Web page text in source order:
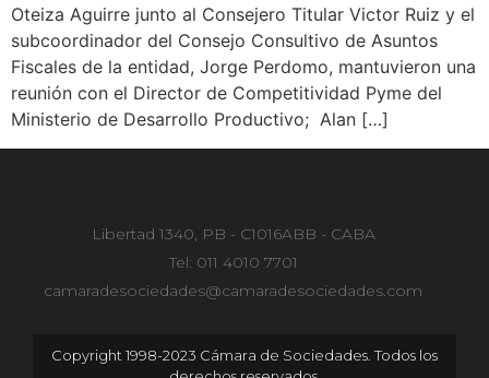
Oteiza Aguirre junto al Consejero Titular Victor Ruiz y el
subcoordinador del Consejo Consultivo de Asuntos
Fiscales de la entidad, Jorge Perdomo, mantuvieron una
reunión con el Director de Competitividad Pyme del
Ministerio de Desarrollo Productivo; Alan […]
Libertad 1340, PB - C1016ABB - CABA
Tel: 011 4010 7701
camaradesociedades@camaradesociedades.com
Copyright 1998-2023 Cámara de Sociedades. Todos los